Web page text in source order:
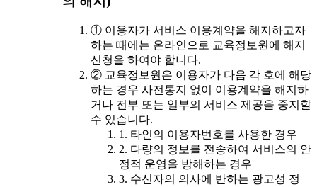
① 이용자가 서비스 이용계약을 해지하고자
하는 때에는 온라인으로 교육정보원에 해지
신청을 하여야 합니다.
② 교육정보원은 이용자가 다음 각 호에 해당
하는 경우 사전통지 없이 이용계약을 해지하
거나 전부 또는 일부의 서비스 제공을 중지할
수 있습니다.
1. 타인의 이용자번호를 사용한 경우
2. 다량의 정보를 전송하여 서비스의 안
정적 운영을 방해하는 경우
3. 수신자의 의사에 반하는 광고성 정